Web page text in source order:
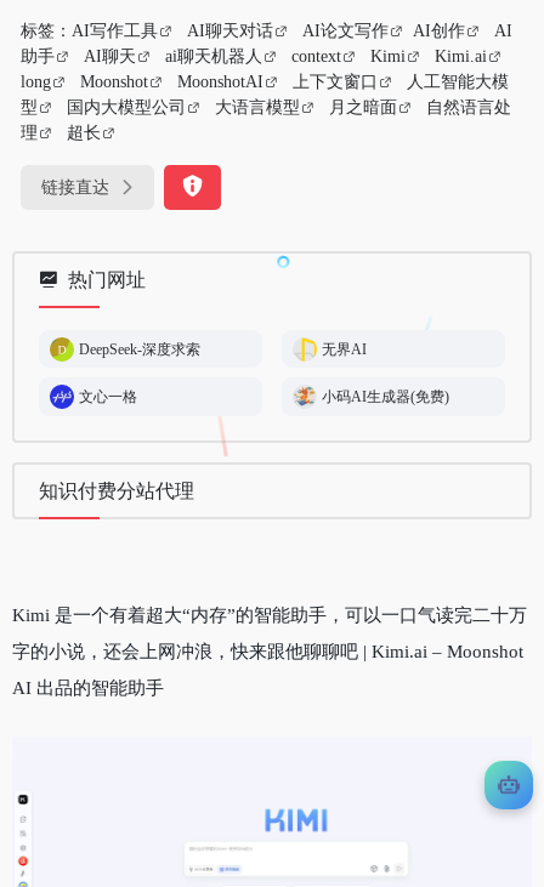
标签： AI写作工具 AI聊天对话 AI论文写作 AI创作
AI
助手
AI聊天 ai聊天机器人 context Kimi
Kimi.ai
long
Moonshot MoonshotAI 上下文窗口
人工智能大模
型
国内大模型公司 大语言模型 月之暗面
自然语言处
理
超长
链接直达
热门网址
DeepSeek-深度求索 无界AI
文心一格 小码AI生成器(免费)
知识付费分站代理
Kimi 是一个有着超大“内存”的智能助手，可以一口气读完二十万
字的小说，还会上网冲浪，快来跟他聊聊吧 | Kimi.ai – Moonshot
AI 出品的智能助手